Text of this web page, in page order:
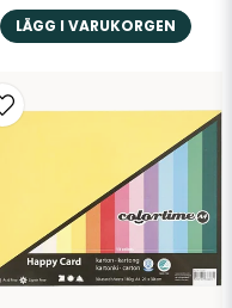
LÄGG I VARUKORGEN